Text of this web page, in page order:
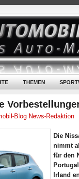
THEMEN
Blog News-Redaktion
Die
nimmt
für den
Irland